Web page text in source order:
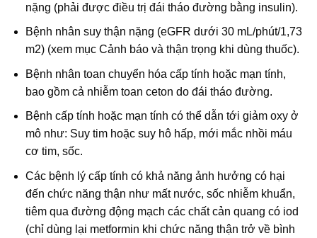
nặng (phải được điều trị đái tháo đường bằng insulin).
Bệnh nhân suy thận nặng (eGFR dưới 30 mL/phút/1,73
m2) (xem mục Cảnh báo và thận trọng khi dùng thuốc).
Bệnh nhân toan chuyển hóa cấp tính hoặc mạn tính,
bao gồm cả nhiễm toan ceton do đái tháo đường.
Bệnh cấp tính hoặc mạn tính có thể dẫn tới giảm oxy ở
mô như: Suy tim hoặc suy hô hấp, mới mắc nhồi máu
cơ tim, sốc.
Các bệnh lý cấp tính có khả năng ảnh hưởng có hại
đến chức năng thận như mất nước, sốc nhiễm khuẩn,
tiêm qua đường động mạch các chất cản quang có iod
(chỉ dùng lại metformin khi chức năng thận trở về bình